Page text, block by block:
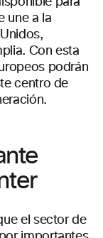
une a la
Con esta
podrán
centro de
el sector de